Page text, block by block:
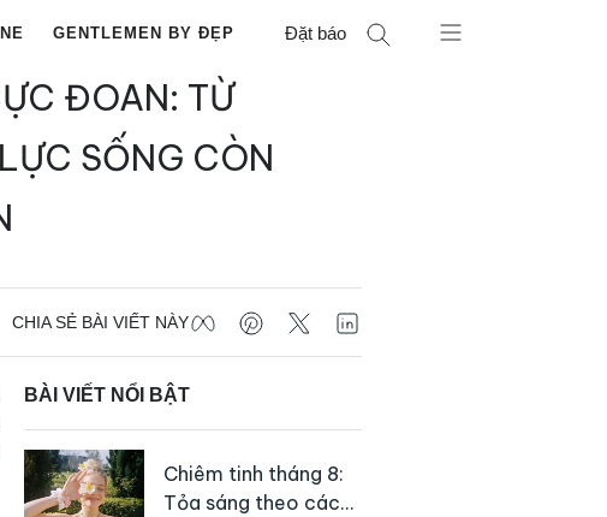
GENTLEMEN BY ĐẸP Đặt báo
ĐOAN: TỪ
SỐNG CÒN
CHIA SẺ BÀI VIẾT NÀY
BÀI VIẾT NỔI BẬT
Chiêm tinh tháng 8:
Tỏa sáng theo cách